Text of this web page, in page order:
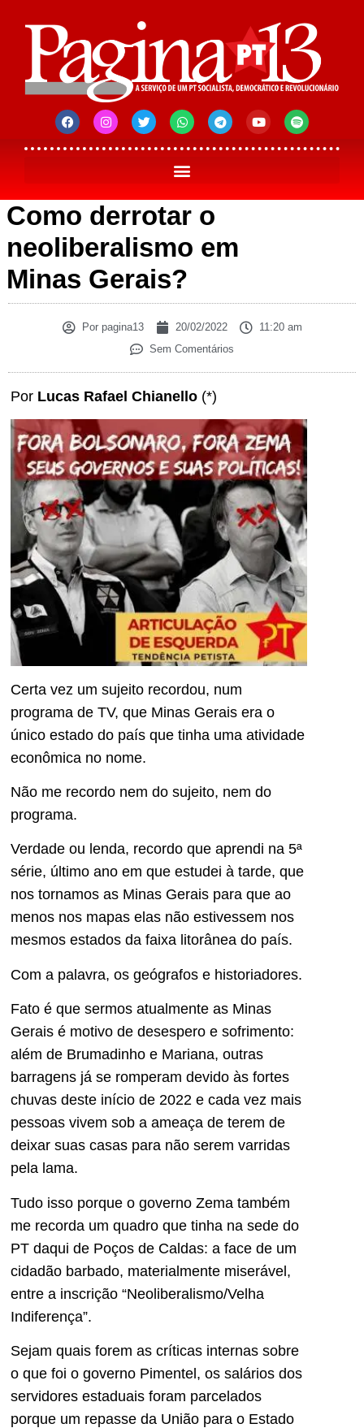
Como derrotar o
neoliberalismo em
Minas Gerais?
Porpagina13 20/02/2022
11:20 am
Sem Comentários
Por Lucas Rafael Chianello (*)
Certa vez um sujeito recordou, num
programa de TV, que Minas Gerais era o
único estado do país que tinha uma atividade
econômica no nome.
Não me recordo nem do sujeito, nem do
programa.
Verdade ou lenda, recordo que aprendi na 5ª
série, último ano em que estudei à tarde, que
nos tornamos as Minas Gerais para que ao
menos nos mapas elas não estivessem nos
mesmos estados da faixa litorânea do país.
Com a palavra, os geógrafos e historiadores.
Fato é que sermos atualmente as Minas
Gerais é motivo de desespero e sofrimento:
além de Brumadinho e Mariana, outras
barragens já se romperam devido às fortes
chuvas deste início de 2022 e cada vez mais
pessoas vivem sob a ameaça de terem de
deixar suas casas para não serem varridas
pela lama.
Tudo isso porque o governo Zema também
me recorda um quadro que tinha na sede do
PT daqui de Poços de Caldas: a face de um
cidadão barbado, materialmente miserável,
entre a inscrição “Neoliberalismo/Velha
Indiferença”.
Sejam quais forem as críticas internas sobre
o que foi o governo Pimentel, os salários dos
servidores estaduais foram parcelados
porque um repasse da União para o Estado